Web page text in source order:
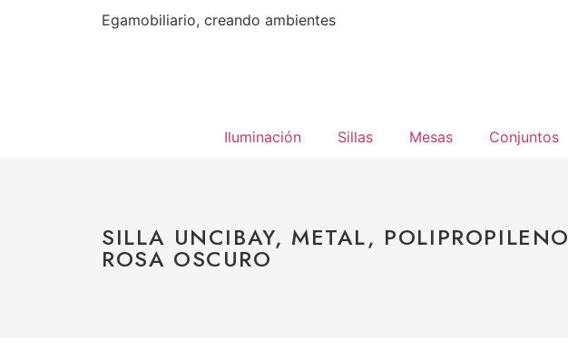
Egamobiliario, creando ambientes
Iluminación Sillas Mesas Conjuntos
SILLA UNCIBAY, METAL, POLIPROPILENO
ROSA OSCURO